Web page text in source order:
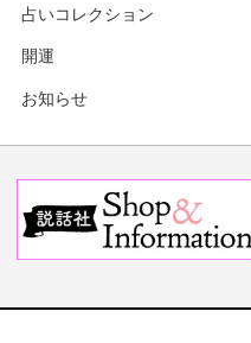
占いコレクション
開運
お知らせ